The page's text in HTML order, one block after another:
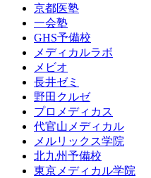
京都医塾
一会塾
GHS予備校
メディカルラボ
メビオ
長井ゼミ
野田クルゼ
プロメディカス
代官山メディカル
メルリックス学院
北九州予備校
東京メディカル学院